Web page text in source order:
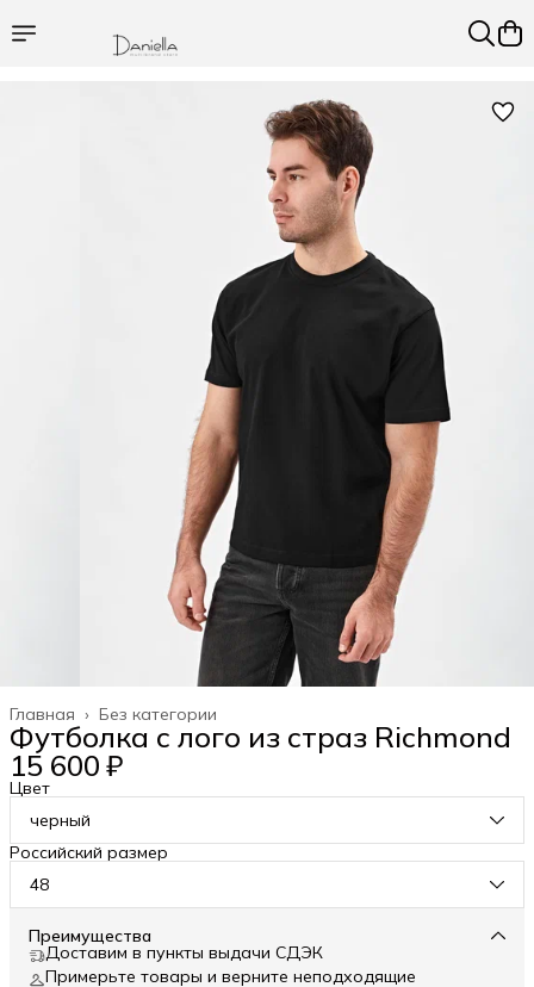
Без категории
Главная ›
Футболка с лого из страз Richmond
15 600 ₽
Цвет
черный
Российский размер
48
Преимущества
Доставим в пункты выдачи СДЭК
Примерьте товары и верните неподходящие